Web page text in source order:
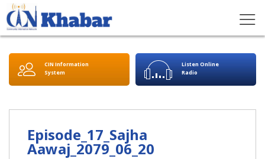
CIN Information
System
Listen Online
Radio
Episode_17_Sajha
Aawaj_2079_06_20